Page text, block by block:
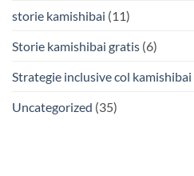
storie kamishibai (11)
Storie kamishibai gratis (6)
Strategie inclusive col kamishibai
Uncategorized (35)